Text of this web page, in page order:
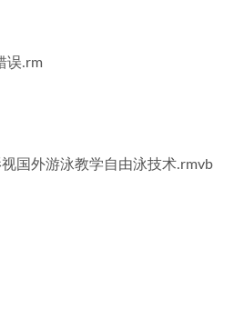
误.rm
国外游泳教学自由泳技术.rmvb